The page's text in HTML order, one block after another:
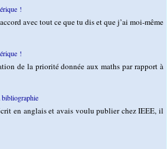
!
avec tout ce que tu dis et que j’ai moi-même
!
de la priorité donnée aux maths par rapport à
bibliographie
en anglais et avais voulu publier chez IEEE, il